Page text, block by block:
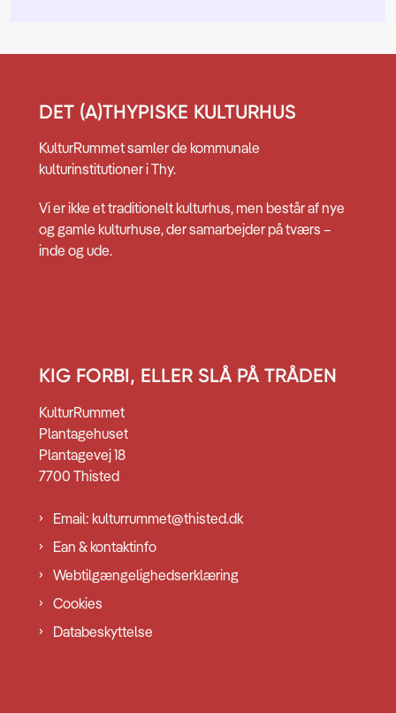
DET (A)THYPISKE KULTURHUS
KulturRummet samler de kommunale
kulturinstitutioner i Thy.
Vi er ikke et traditionelt kulturhus, men består af nye
og gamle kulturhuse, der samarbejder på tværs –
inde og ude.
KIG FORBI, ELLER SLÅ PÅ TRÅDEN
KulturRummet
Plantagehuset
Plantagevej 18
7700 Thisted
Email: kulturrummet@thisted.dk
Ean & kontaktinfo
Webtilgængelighedserklæring
Cookies
Databeskyttelse